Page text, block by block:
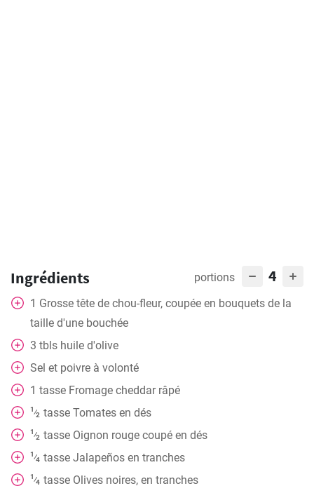
Ingrédients portions 4
1 Grosse tête de chou-fleur, coupée en bouquets de la
taille d'une bouchée
3 tbls huile d'olive
Sel et poivre à volonté
1 tasse Fromage cheddar râpé
1⁄2 tasse Tomates en dés
1⁄2 tasse Oignon rouge coupé en dés
1⁄4 tasse Jalapeños en tranches
1⁄4 tasse Olives noires, en tranches